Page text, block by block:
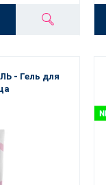
- Гель для